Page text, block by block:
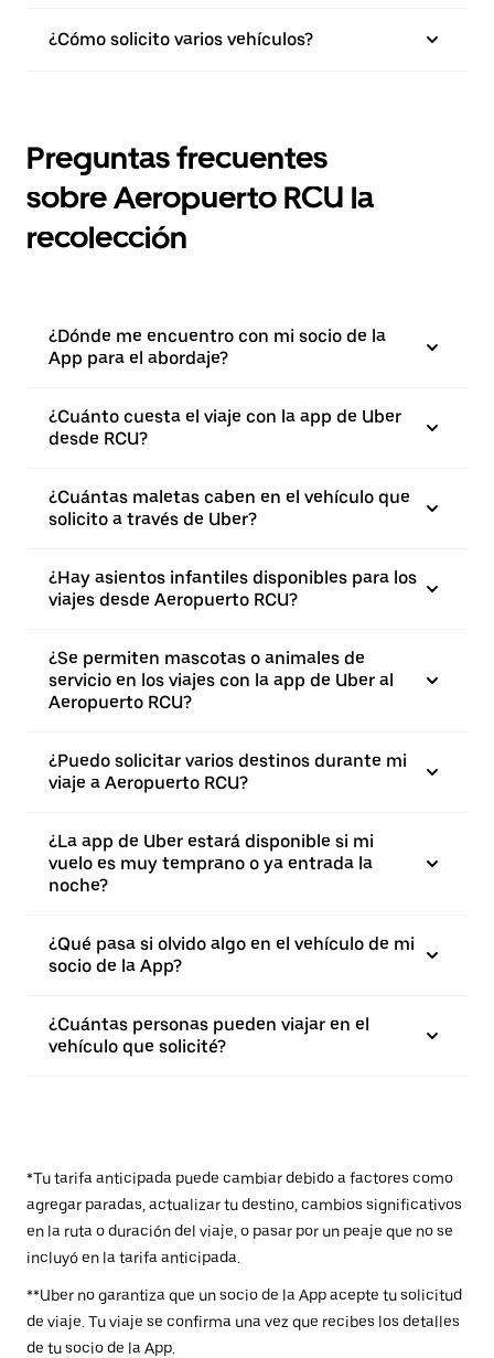
¿Cómo solicito varios vehículos?
Preguntas frecuentes
sobre Aeropuerto RCU la
recolección
¿Dónde me encuentro con mi socio de la
App para el abordaje?
¿Cuánto cuesta el viaje con la app de Uber
desde RCU?
¿Cuántas maletas caben en el vehículo que
solicito a través de Uber?
¿Hay asientos infantiles disponibles para los
viajes desde Aeropuerto RCU?
¿Se permiten mascotas o animales de
servicio en los viajes con la app de Uber al
Aeropuerto RCU?
¿Puedo solicitar varios destinos durante mi
viaje a Aeropuerto RCU?
¿La app de Uber estará disponible si mi
vuelo es muy temprano o ya entrada la
noche?
¿Qué pasa si olvido algo en el vehículo de mi
socio de la App?
¿Cuántas personas pueden viajar en el
vehículo que solicité?
*Tu tarifa anticipada puede cambiar debido a factores como
agregar paradas, actualizar tu destino, cambios significativos
en la ruta o duración del viaje, o pasar por un peaje que no se
incluyó en la tarifa anticipada.
**Uber no garantiza que un socio de la App acepte tu solicitud
de viaje. Tu viaje se confirma una vez que recibes los detalles
de tu socio de la App.